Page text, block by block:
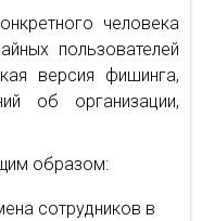
человека
пользователей
версия фишинга,
об организации,
образом:
сотрудников в